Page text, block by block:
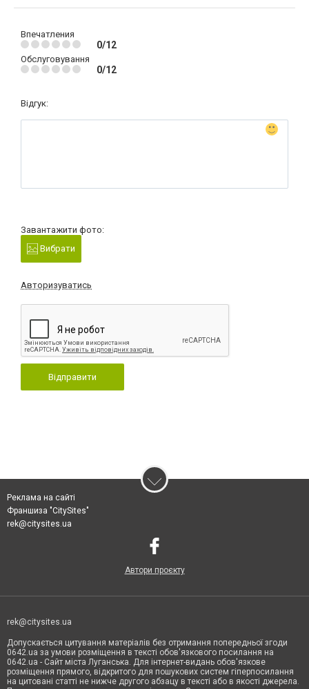
Впечатления
0/12
Обслуговування
0/12
Відгук:
Завантажити фото:
Вибрати
Авторизуватись
Відправити
Реклама на сайті
Франшиза "CitySites"
rek@citysites.ua
Автори проєкту
rek@citysites.ua
Допускається цитування матеріалів без отримання попередньої згоди
0642.ua за умови розміщення в тексті обов'язкового посилання на
0642.ua - Сайт міста Луганська. Для інтернет-видань обов'язкове
розміщення прямого, відкритого для пошукових систем гіперпосилання
на цитовані статті не нижче другого абзацу в тексті або в якості джерела.